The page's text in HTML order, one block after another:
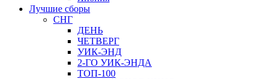
Лучшие сборы
СНГ
ДЕНЬ
ЧЕТВЕРГ
УИК-ЭНД
2-ГО УИК-ЭНДА
ТОП-100